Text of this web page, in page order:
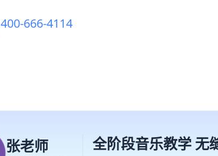
400-666-4114
张老师 全阶段音乐教学 无